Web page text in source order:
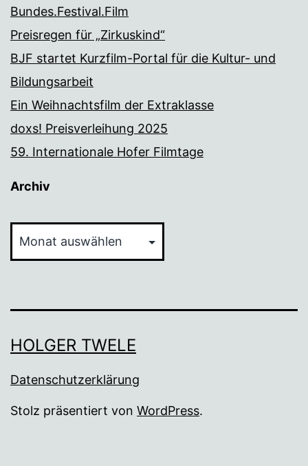
Bundes.Festival.Film
Preisregen für „Zirkuskind“
BJF startet Kurzfilm-Portal für die Kultur- und
Bildungsarbeit
Ein Weihnachtsfilm der Extraklasse
doxs! Preisverleihung 2025
59. Internationale Hofer Filmtage
Archiv
HOLGER TWELE
Datenschutzerklärung
Stolz präsentiert von WordPress.